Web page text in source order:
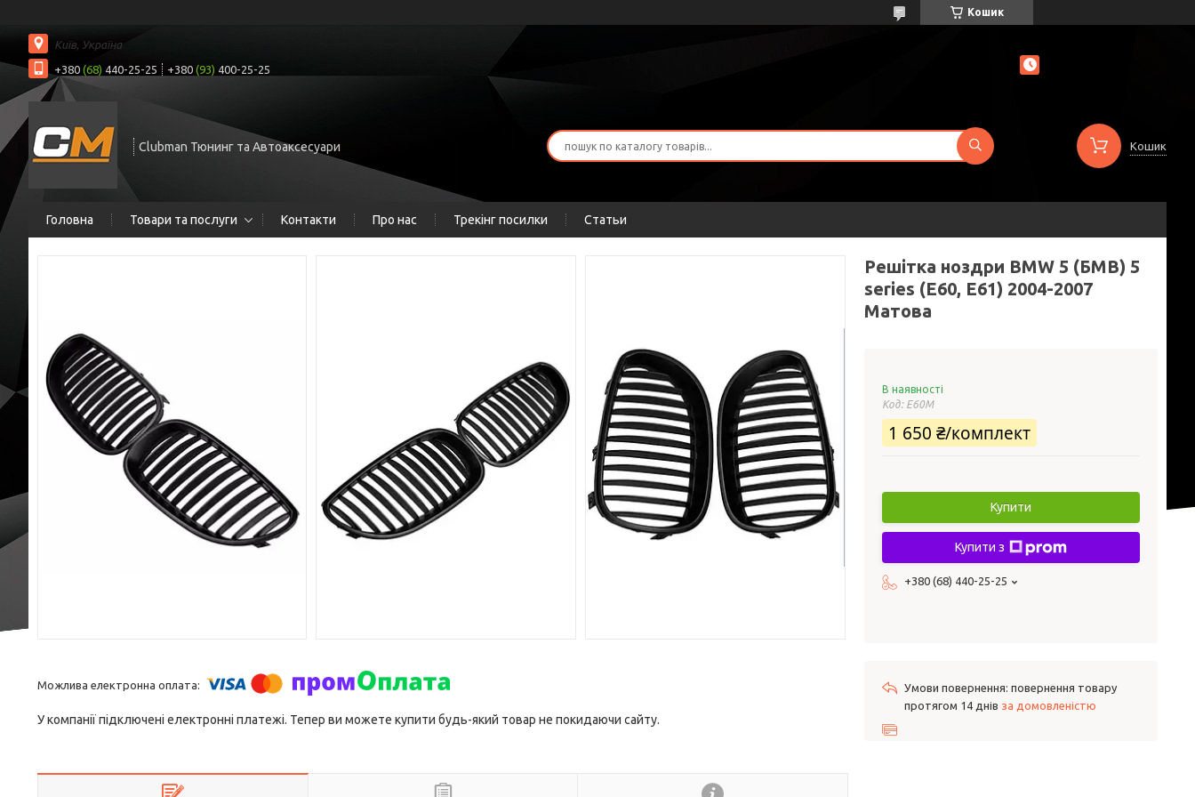
Кошик
Київ, Україна
+380 (68) 440-25-25 +380 (93) 400-25-25
Clubman Тюнинг та Автоаксесуари Кошик
Головна Товари та послуги Контакти Про нас Трекінг посилки Статьи
У компанії підключені електронні платежі. Тепер ви можете купити будь-який товар не покидаючи сайту.
Решітка ноздри BMW 5 (БМВ) 5
series (E60, E61) 2004-2007
Матова
В наявності
Код: E60M
1 650 ₴/комплект
Купити
Купити з
+380 (68) 440-25-25
повернення товару
протягом 14 днів за домовленістю